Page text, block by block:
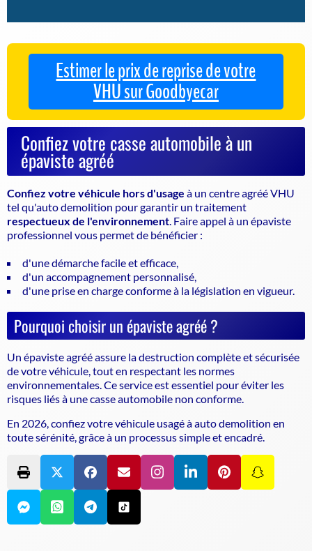
Estimer le prix de reprise de votre
VHU sur Goodbyecar
Confiez votre casse automobile à un
épaviste agréé
Confiez votre véhicule hors d'usage à un centre agréé VHU
tel qu'auto demolition pour garantir un traitement
respectueux de l'environnement . Faire appel à un épaviste
professionnel vous permet de bénéficier :
d'une démarche facile et efficace,
d'un accompagnement personnalisé,
d'une prise en charge conforme à la législation en vigueur.
Pourquoi choisir un épaviste agréé ?
Un épaviste agréé assure la destruction complète et sécurisée
de votre véhicule, tout en respectant les normes
environnementales. Ce service est essentiel pour éviter les
risques liés à une casse automobile non conforme.
En 2026, confiez votre véhicule usagé à auto demolition en
toute sérénité, grâce à un processus simple et encadré.